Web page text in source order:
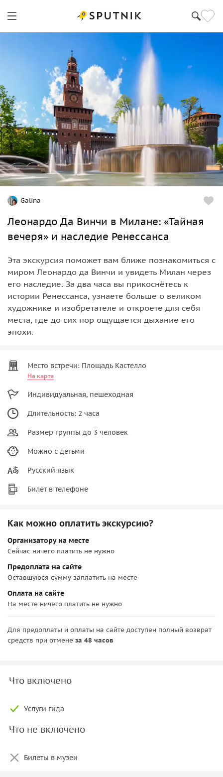
Galina
Леонардо Да Винчи в Милане: «Тайная
вечеря» и наследие Ренессанса
Эта экскурсия поможет вам ближе познакомиться с
миром Леонардо да Винчи и увидеть Милан через
его наследие. За два часа вы прикоснётесь к
истории Ренессанса, узнаете больше о великом
художнике и изобретателе и откроете для себя
места, где до сих пор ощущается дыхание его
эпохи.
Место встречи: Площадь Кастелло
На карте
Индивидуальная, пешеходная
Длительность: 2 часа
Размер группы до 3 человек
Можно с детьми
Русский язык
Билет в телефоне
Как можно оплатить экскурсию?
Организатору на месте
Сейчас ничего платить не нужно
Предоплата на сайте
Оставшуюся сумму заплатить на месте
Оплата на сайте
На месте ничего платить не нужно
Для предоплаты и оплаты на сайте доступен полный возврат
средств при отмене за 48 часов
Что включено
Услуги гида
Что не включено
Билеты в музеи